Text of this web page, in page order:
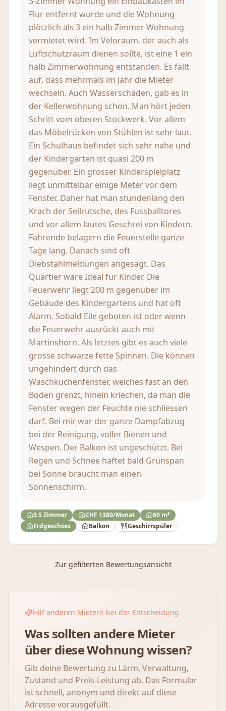
Flur entfernt wurde und die Wohnung
plötzlich als 3 ein halb Zimmer Wohnung
vermietet wird. Im Veloraum, der auch als
Luftschutzraum dienen sollte, ist eine 1 ein
halb Zimmerwohnung entstanden. Es fällt
auf, dass mehrmals im Jahr die Mieter
wechseln. Auch Wasserschäden, gab es in
der Kellerwohnung schon. Man hört jeden
Schritt vom oberen Stockwerk. Vor allem
das Möbelrücken von Stühlen ist sehr laut.
Ein Schulhaus befindet sich sehr nahe und
der Kindergarten ist quasi 200 m
gegenüber. Ein grosser Kinderspielplatz
liegt unmittelbar einige Meter vor dem
Fenster. Daher hat man stundenlang den
Krach der Seilrutsche, des Fussballtores
und vor allem lautes Geschrei von Kindern.
Fahrende belagern die Feuerstelle ganze
Tage lang. Danach sind oft
Diebstahlmeldungen angesagt. Das
Quartier wäre Ideal für Kinder. Die
Feuerwehr liegt 200 m gegenüber im
Gebäude des Kindergartens und hat oft
Alarm. Sobald Eile geboten ist oder wenn
die Feuerwehr ausrückt auch mit
Martinshorn. Als letztes gibt es auch viele
grosse schwarze fette Spinnen. Die können
ungehindert durch das
Waschküchenfenster, welches fast an den
Boden grenzt, hinein kriechen, da man die
Fenster wegen der Feuchte nie schliessen
darf. Bei mir war der ganze Dampfabzug
bei der Reinigung, voller Bienen und
Wespen. Der Balkon ist ungeschützt. Bei
Regen und Schnee haftet bald Grünspan
bei Sonne braucht man einen
Sonnenschirm.
3.5 Zimmer CHF 1380/Monat
60 m²
Erdgeschoss
Balkon Geschirrspüler
Zur gefilterten Bewertungsansicht
Hilf anderen Mietern bei der Entscheidung
Was sollten andere Mieter
über diese Wohnung wissen?
Gib deine Bewertung zu Lärm, Verwaltung,
Zustand und Preis-Leistung ab. Das Formular
ist schnell, anonym und direkt auf diese
Adresse vorausgefüllt.